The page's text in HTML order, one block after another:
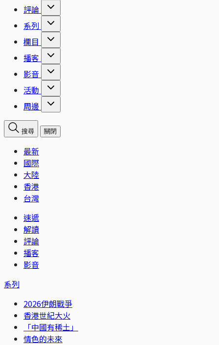
評論
系列
欄目
播客
影音
活動
周邊
搜尋 關閉
最新
國際
大陸
香港
台灣
速遞
解讀
評論
播客
影音
系列
2026伊朗戰爭
香港世紀大火
「中國有稀土」
情色的未來